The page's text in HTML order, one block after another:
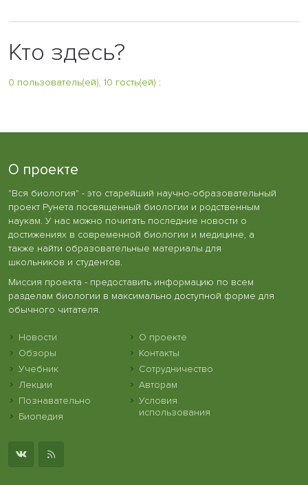
Кто здесь?
0 пользователь(ей), 10 гость(ей) :
О проекте
"Вся биология" - это старейший научно-образовательный
проект Рунета посвященный биологии и родственным
наукам. У нас можно почитать последние новости о
достижениях в современной биологии и медицине, а
также найти образовательные материалы для
школьников и студентов.
Миссия проекта - предоставить информацию по всем
разделам биологии в максимально доступной форме для
обычного читателя.
Новости
Обзоры
Учебник
Лекции
Познавательно
Биопедия
О проекте
Контакты
Сотрудничество
Авторам
Условия
использования